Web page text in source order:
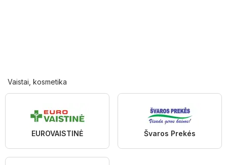
Vaistai, kosmetika
EUROVAISTINĖ Švaros Prekés